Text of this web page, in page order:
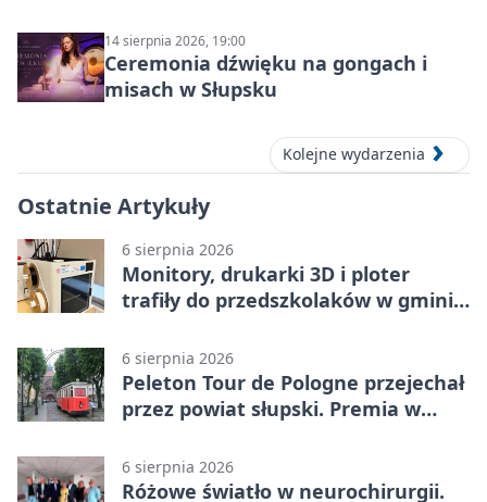
14 sierpnia 2026, 19:00
Ceremonia dźwięku na gongach i
misach w Słupsku
Kolejne wydarzenia
Ostatnie Artykuły
6 sierpnia 2026
Monitory, drukarki 3D i ploter
trafiły do przedszkolaków w gminie
6 sierpnia 2026
Peleton Tour de Pologne przejechał
przez powiat słupski. Premia w
6 sierpnia 2026
Różowe światło w neurochirurgii.